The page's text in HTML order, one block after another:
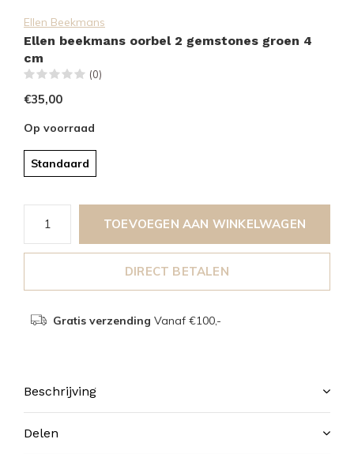
Ellen Beekmans
Ellen beekmans oorbel 2 gemstones groen 4
cm
(0)
€35,00
Op voorraad
Standaard
TOEVOEGEN AAN WINKELWAGEN
DIRECT BETALEN
Gratis verzending Vanaf €100,-
Beschrijving
Delen